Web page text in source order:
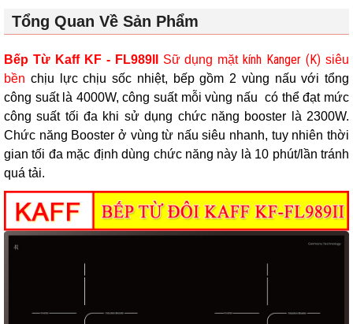
Tổng Quan Về Sản Phẩm
Bếp Từ Kaff KF - FL989II Sữ dụng mặt kính Kanger (K) siêu
bền chịu lực chịu sốc nhiệt, bếp gồm 2 vùng nấu với tổng
công suất là 4000W, công suất mỗi vùng nấu có thể đạt mức
công suất tối đa khi sử dụng chức năng booster là 2300W.
Chức năng Booster ở vùng từ nấu siêu nhanh, tuy nhiên thời
gian tối đa mặc định dùng chức năng này là 10 phút/lần tránh
quá tải.